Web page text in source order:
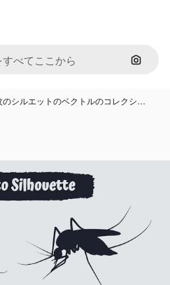
画像で
のシルエットのベクトルのコレクシ…